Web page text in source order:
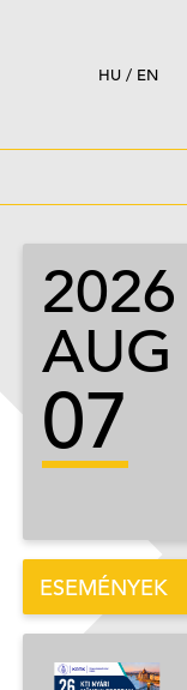
HU / EN
2026
AUG
07
ESEMÉNYEK